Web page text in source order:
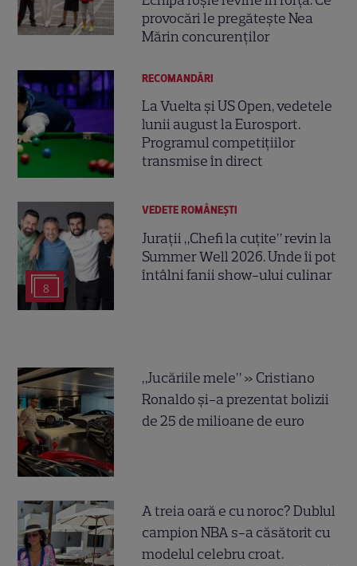
provocări le pregătește Nea
Mărin concurenților
RECOMANDĂRI
La Vuelta și US Open, vedetele
lunii august la Eurosport.
Programul competițiilor
transmise în direct
8
VEDETE ROMÂNEŞTI
Jurații „Chefi la cuțite” revin la
Summer Well 2026. Unde îi pot
întâlni fanii show-ului culinar
„Jucăriile mele” » Cristiano
Ronaldo și-a prezentat bolizii
de 25 de milioane de euro
A treia oară e cu noroc? Dublul
campion NBA s-a căsătorit cu
modelul celebru croat.